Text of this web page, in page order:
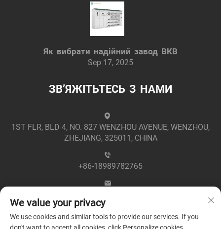
Як вибрати надійний завод ВКВ
Sep 17, 2025
ЗВ’ЯЖІТЬТЕСЬ З НАМИ
1ST FLR, BLD 4, NO. 827 WENZHOU AVENUE, WENZHOU,
ZHEJIANG, 325011, CHINA
+86-18989782765
We value your privacy
We use cookies and similar tools to provide our services. If you